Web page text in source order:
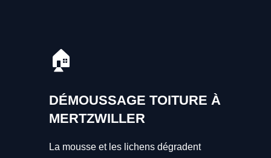
🏠
DÉMOUSSAGE TOITURE À
MERTZWILLER
La mousse et les lichens dégradent